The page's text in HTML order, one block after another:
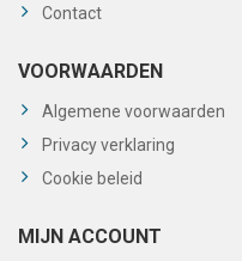
Contact
VOORWAARDEN
Algemene voorwaarden
Privacy verklaring
Cookie beleid
MIJN ACCOUNT